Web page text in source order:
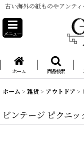
古い海外の紙ものやアンテ
メニュー
ホーム 商品検索
ホーム > 雑貨> アウトドア >
ビンテージ ピクニッ